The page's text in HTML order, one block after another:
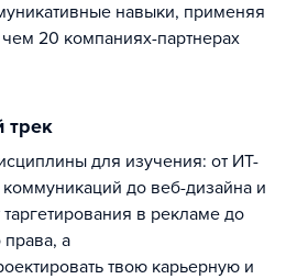
навыки, применяя
20 компаниях-партнерах
трек
до веб-дизайна и
в рекламе до
а
твою карьерную и